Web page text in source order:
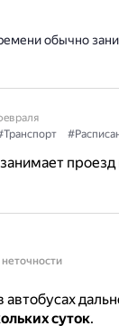
обычно
суток.